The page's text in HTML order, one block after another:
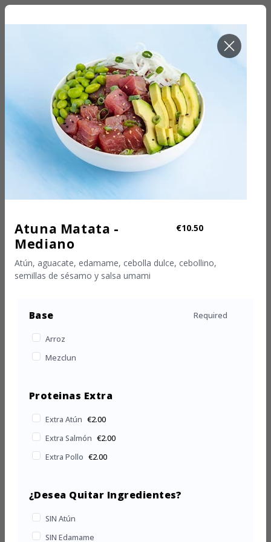
Pickup
Atuna Matata -
Mediano
€10.50
Atún, aguacate, edamame, cebolla dulce, cebollino,
semillas de sésamo y salsa umami
Base Required
Arroz
Mezclun
Proteinas Extra
Extra Atún €2.00
Extra Salmón €2.00
Extra Pollo €2.00
¿Desea Quitar Ingredientes?
SIN Atún
SIN Edamame